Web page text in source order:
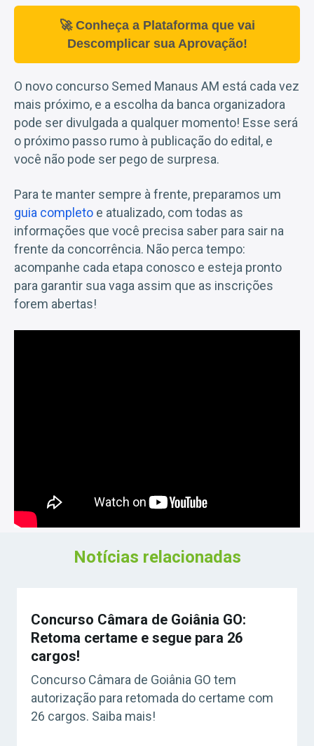
🚀 Conheça a Plataforma que vai
Descomplicar sua Aprovação!
O novo concurso Semed Manaus AM está cada vez
mais próximo, e a escolha da banca organizadora
pode ser divulgada a qualquer momento! Esse será
o próximo passo rumo à publicação do edital, e
você não pode ser pego de surpresa.
Para te manter sempre à frente, preparamos um
guia completo e atualizado, com todas as
informações que você precisa saber para sair na
frente da concorrência. Não perca tempo:
acompanhe cada etapa conosco e esteja pronto
para garantir sua vaga assim que as inscrições
forem abertas!
Notícias relacionadas
Concurso Câmara de Goiânia GO:
Retoma certame e segue para 26
cargos!
Concurso Câmara de Goiânia GO tem
autorização para retomada do certame com
26 cargos. Saiba mais!